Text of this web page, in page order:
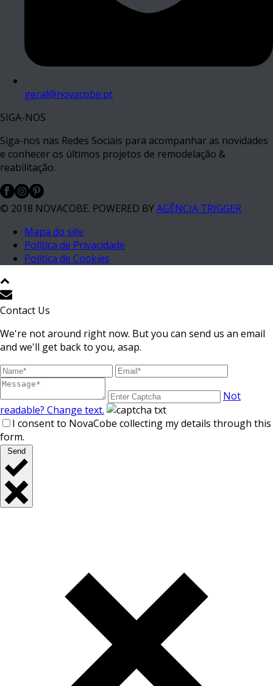
geral@novacobe.pt
SIGA-NOS
Siga-nos nas Redes Sociais para acompanhar as novidades
e conhecer os últimos projetos de remodelação &
reabilitação.
© 2018 NOVACOBE. POWERED BYAGÊNCIA TRIGGER
Mapa do site
Política de Privacidade
Política de Cookies
Contact Us
We're not around right now. But you can send us an email
and we'll get back to you, asap.
Not
readable? Change text.
I consent to NovaCobe collecting my details through this
form.
Send